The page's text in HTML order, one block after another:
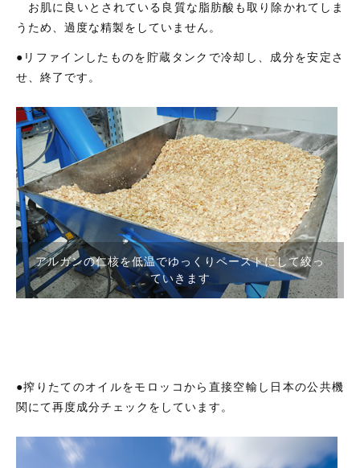
お肌に良いとされている良質な脂肪酸も取り除かれてしま
うため、過度な精製をしていません。
●リファインしたものを貯蔵タンクで冷却し、成分を安定さ
せ、終了です。
アルガンの仁核を低温でゆっくりペーストにして絞っ
ていきます
●搾りたてのオイルをモロッコから直接空輸し日本の公共機
関にて再度成分チェックをしています。